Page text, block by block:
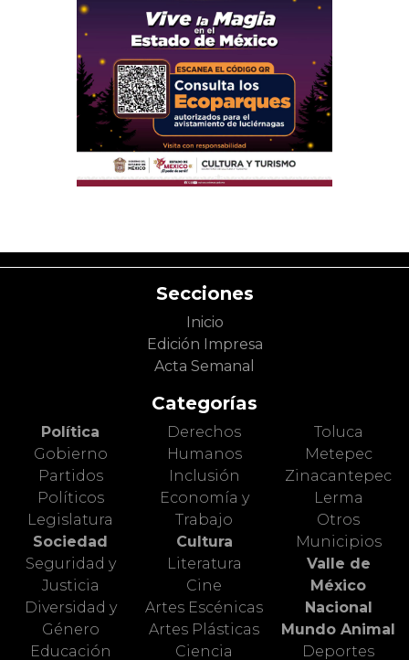
Secciones
Inicio
Edición Impresa
Acta Semanal
Categorías
Política
Gobierno
Partidos
Políticos
Legislatura
Sociedad
Seguridad y
Justicia
Diversidad y
Género
Educación
Derechos
Humanos
Inclusión
Economía y
Trabajo
Cultura
Literatura
Cine
Artes Escénicas
Artes Plásticas
Ciencia
Toluca
Metepec
Zinacantepec
Lerma
Otros
Municipios
Valle de
México
Nacional
Mundo Animal
Deportes